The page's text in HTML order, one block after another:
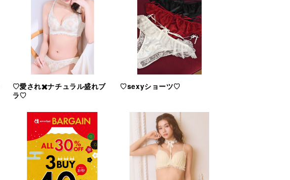
♡愛され✖️ナチュラル盛れブ
ラ♡
♡sexyショーツ♡